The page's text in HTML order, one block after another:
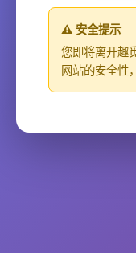
⚠️ 安全提示
您即将离开趣
网站的安全性